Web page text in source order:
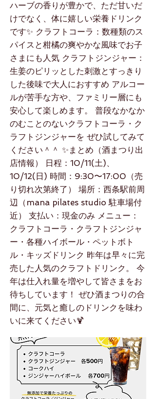
ハーブの香りが豊かで、ただ甘いだ
けでなく、体に嬉しい栄養ドリンク
です✨ クラフトコーラ：数種類のス
パイスと柑橘の爽やかな風味でお子
さまにも人気 クラフトジンジャー：
生姜のピリッとした刺激とすっきり
した後味で大人におすすめ アルコー
ルが苦手な方や、ファミリー層にも
安心して楽しめます。 普段なかなか
のむことのないクラフトコーラ・ク
ラフトジンジャーを ぜひ試してみて
ください＾＾ ✨まとめ（酒まつり出
店情報） 日程：10/11(土)、
10/12(日) 時間：9:30〜17:00（売
り切れ次第終了） 場所：西条駅前周
辺（mana pilates studio 駐車場付
近） 支払い：現金のみ メニュー：
クラフトコーラ・クラフトジンジャ
ー・各種ハイボール・ペットボト
ル・キッズドリンク 昨年は早々に完
売した人気のクラフトドリンク。 今
年は仕入れ量を増やして皆さまをお
待ちしています！ ぜひ酒まつりの合
間に、元気と癒しのドリンクを味わ
いに来てください🍹